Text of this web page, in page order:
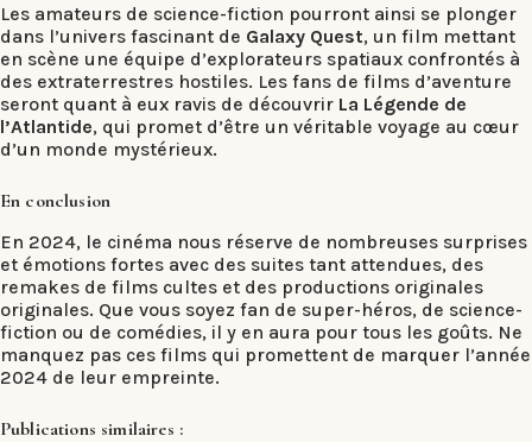
Les amateurs de science-fiction pourront ainsi se plonger
dans l’univers fascinant de Galaxy Quest, un film mettant
en scène une équipe d’explorateurs spatiaux confrontés à
des extraterrestres hostiles. Les fans de films d’aventure
seront quant à eux ravis de découvrir La Légende de
l’Atlantide, qui promet d’être un véritable voyage au cœur
d’un monde mystérieux.
En conclusion
En 2024, le cinéma nous réserve de nombreuses surprises
et émotions fortes avec des suites tant attendues, des
remakes de films cultes et des productions originales
originales. Que vous soyez fan de super-héros, de science-
fiction ou de comédies, il y en aura pour tous les goûts. Ne
manquez pas ces films qui promettent de marquer l’année
2024 de leur empreinte.
Publications similaires :